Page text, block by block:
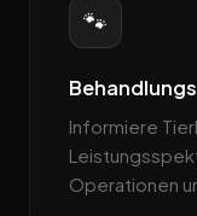
🐾
Informiere
Operationen